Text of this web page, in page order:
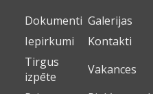
Dokumenti Galerijas
Iepirkumi
Kontakti
Tirgus
izpēte
Vakances